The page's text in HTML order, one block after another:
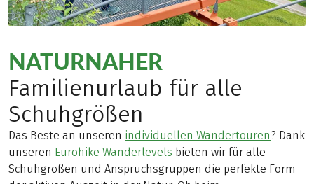
NATURNAHER
Familienurlaub für alle
Schuhgrößen
Das Beste an unseren individuellen Wandertouren? Dank
unseren Eurohike Wanderlevels bieten wir für alle
Schuhgrößen und Anspruchsgruppen die perfekte Form